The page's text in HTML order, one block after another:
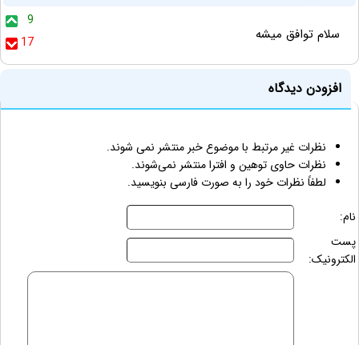
9
17
سلام توافق میشه
افزودن دیدگاه
نظرات غیر مرتبط با موضوع خبر منتشر نمی شوند.
نظرات حاوی توهین و افترا منتشر نمی‌شوند.
لطفاً نظرات خود را به صورت فارسی بنویسید.
نام:
پست
الکترونیک: